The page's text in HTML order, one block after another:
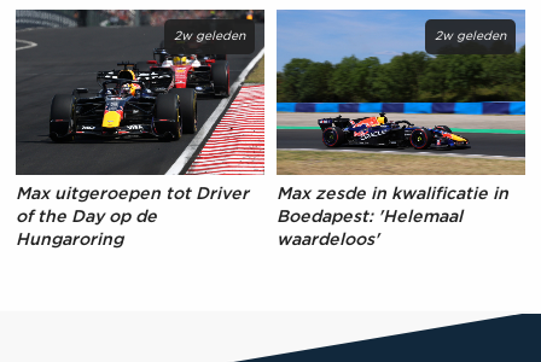
2w geleden
Max uitgeroepen tot Driver
of the Day op de
Hungaroring
2w geleden
Max zesde in kwalificatie in
Boedapest: 'Helemaal
waardeloos'